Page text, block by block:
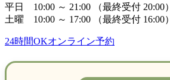
平日 10:00 ～ 21:00
（最終受付 20:00）
土曜 10:00 ～ 17:00
（最終受付 16:00）
24時間OKオンライン予約